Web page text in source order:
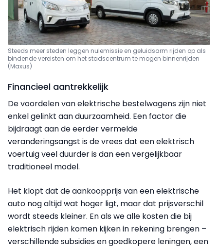
Steeds meer steden leggen nulemissie en geluidsarm rijden op als
bindende vereisten om het stadscentrum te mogen binnenrijden
(Maxus)
Financieel aantrekkelijk
De voordelen van elektrische bestelwagens zijn niet
enkel gelinkt aan duurzaamheid. Een factor die
bijdraagt aan de eerder vermelde
veranderingsangst is de vrees dat een elektrisch
voertuig veel duurder is dan een vergelijkbaar
traditioneel model.
Het klopt dat de aankoopprijs van een elektrische
auto nog altijd wat hoger ligt, maar dat prijsverschil
wordt steeds kleiner. En als we alle kosten die bij
elektrisch rijden komen kijken in rekening brengen –
verschillende subsidies en goedkopere leningen, een